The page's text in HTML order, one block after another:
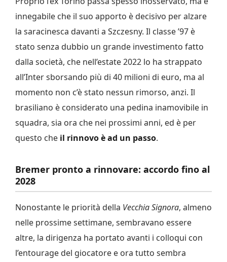
innegabile che il suo apporto è decisivo per alzare
la saracinesca davanti a Szczesny. Il classe ’97 è
stato senza dubbio un grande investimento fatto
dalla società, che nell’estate 2022 lo ha strappato
all’Inter sborsando più di 40 milioni di euro, ma al
momento non c’è stato nessun rimorso, anzi. Il
brasiliano è considerato una pedina inamovibile in
squadra, sia ora che nei prossimi anni, ed è per
questo che il rinnovo è ad un passo.
Bremer pronto a rinnovare: accordo fino al
2028
Nonostante le priorità della Vecchia Signora, almeno
nelle prossime settimane, sembravano essere
altre, la dirigenza ha portato avanti i colloqui con
l’entourage del giocatore e ora tutto sembra